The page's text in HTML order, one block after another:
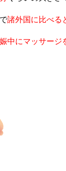
諸外国に比べる
中にマッサージ